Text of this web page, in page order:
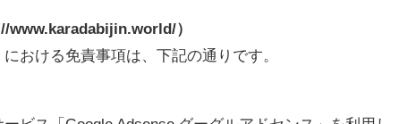
www.karadabijin.world/）
おける免責事項は、下記の通りです。